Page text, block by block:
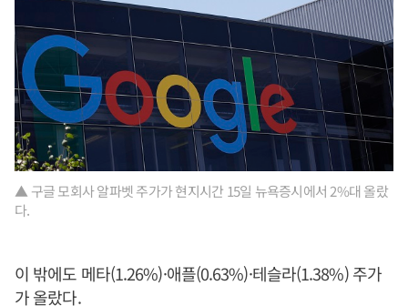
▲ 구글 모회사 알파벳 주가가 현지시간 15일 뉴욕증시에서 2%대 올랐
다.
이 밖에도 메타(1.26%)·애플(0.63%)·테슬라(1.38%) 주가
가 올랐다.